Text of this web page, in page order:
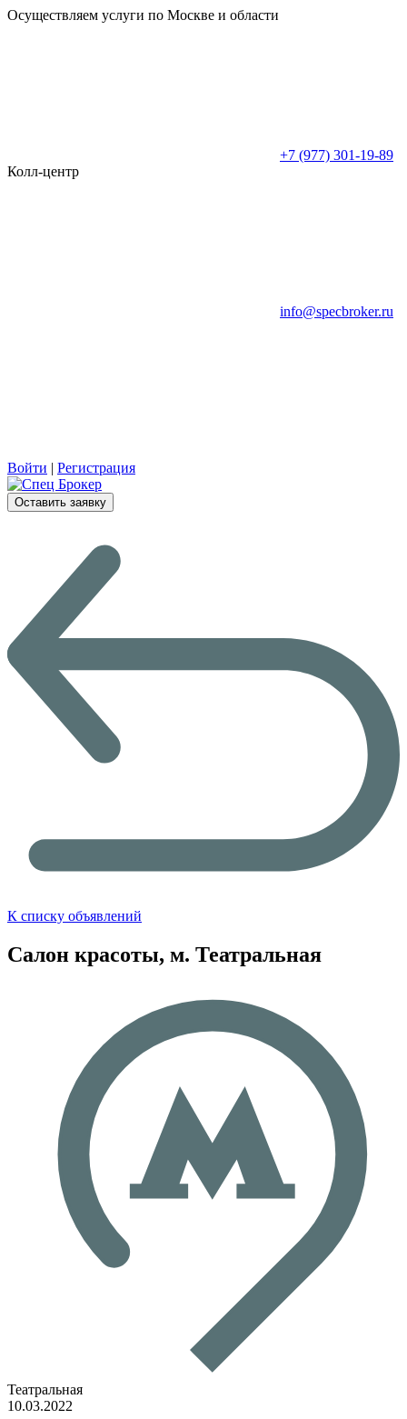
Осуществляем услуги по Москве и области
+7 (977) 301-19-89
Колл-центр
info@specbroker.ru
Войти | Регистрация
Оставить заявку
К списку объявлений
Салон красоты, м. Театральная
Театральная
10.03.2022